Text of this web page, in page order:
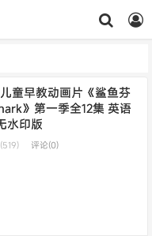
童早教动画片《鲨鱼芬
》第一季全12集 英语
水印版
动画片鲨鱼芬尼下载
评论(0)